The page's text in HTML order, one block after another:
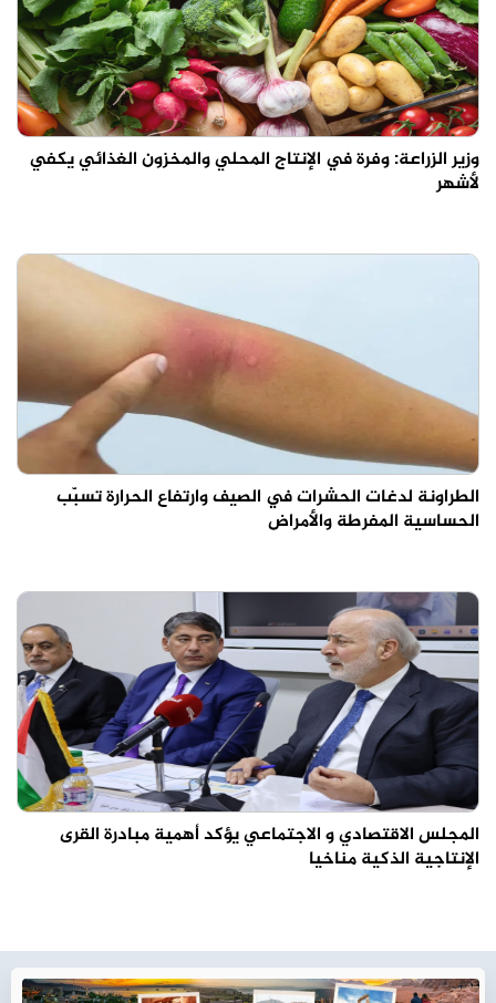
وزير الزراعة: وفرة في الإنتاج المحلي والمخزون الغذائي يكفي
لأشهر
الطراونة لدغات الحشرات في الصيف وارتفاع الحرارة تسبّب
الحساسية المفرطة والأمراض
المجلس الاقتصادي و الاجتماعي يؤكد أهمية مبادرة القرى
الإنتاجية الذكية مناخيا